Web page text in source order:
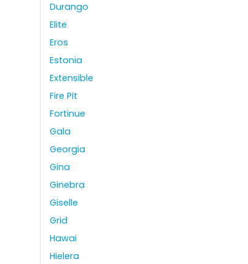
Durango
Elite
Eros
Estonia
Extensible
Fire Pit
Fortinue
Gala
Georgia
Gina
Ginebra
Giselle
Grid
Hawai
Hielera